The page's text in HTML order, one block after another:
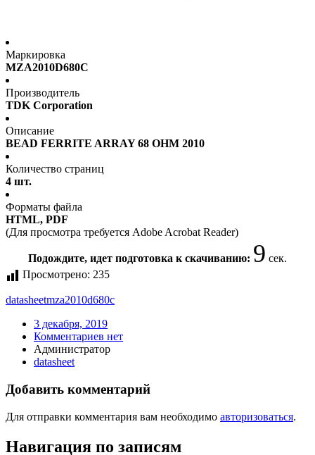
Маркировка
MZA2010D680C
Производитель
TDK Corporation
Описание
BEAD FERRITE ARRAY 68 OHM 2010
Количество страниц
4 шт.
Форматы файла
HTML, PDF
(Для просмотра требуется Adobe Acrobat Reader)
Подождите, идет подготовка к скачиванию: 9 сек.
Просмотрено: 235
datasheetmza2010d680c
3 декабря, 2019
Комментариев нет
Администратор
datasheet
Добавить комментарий
Для отправки комментария вам необходимо авторизоваться.
Навигация по записям